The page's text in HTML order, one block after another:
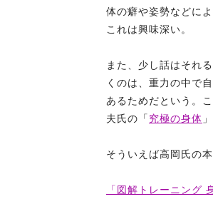
体の癖や姿勢などに
これは興味深い。
また、少し話はそれ
くのは、重力の中で
あるためだという。
夫氏の「 究極の身体
そういえば高岡氏の
「図解トレーニング